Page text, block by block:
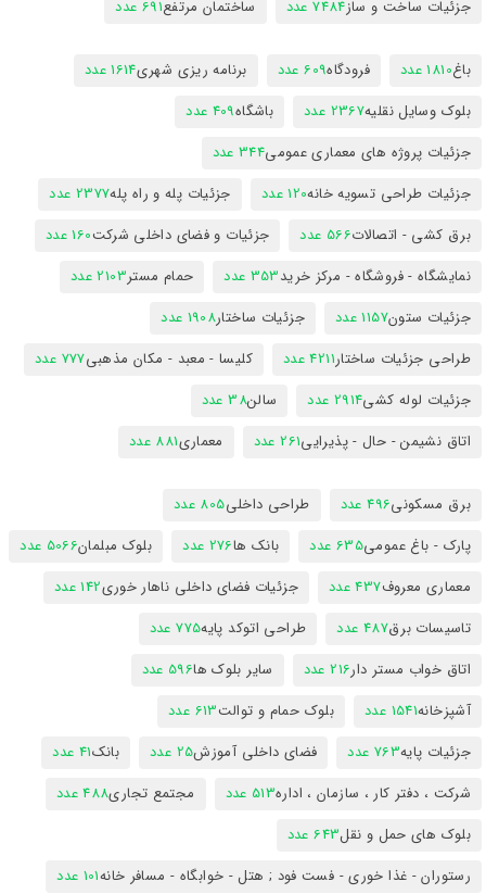
جزئیات ساخت و ساز7484 عدد ساختمان مرتفع691 عدد
باغ1810 عدد فرودگاه609 عدد برنامه ریزی شهری1614 عدد
بلوک وسایل نقلیه2367 عدد باشگاه409 عدد
جزئیات پروژه های معماری عمومی344 عدد
جزئیات طراحی تسویه خانه120 عدد جزئیات پله و راه پله2377 عدد
برق کشی - اتصالات566 عدد جزئیات و فضای داخلی شرکت160 عدد
نمایشگاه - فروشگاه - مرکز خرید353 عدد حمام مستر2103 عدد
جزئیات ستون1157 عدد جزئیات ساختار1908 عدد
طراحی جزئیات ساختار4211 عدد کلیسا - معبد - مکان مذهبی777 عدد
جزئیات لوله کشی2914 عدد سالن38 عدد
اتاق نشیمن - حال - پذیرایی261 عدد معماری881 عدد
برق مسکونی496 عدد طراحی داخلی805 عدد
پارک - باغ عمومی635 عدد بانک ها276 عدد بلوک مبلمان5066 عدد
معماری معروف437 عدد جزئیات فضای داخلی ناهار خوری142 عدد
تاسیسات برق487 عدد طراحی اتوکد پایه775 عدد
اتاق خواب مستر دار216 عدد سایر بلوک ها596 عدد
آشپزخانه1541 عدد بلوک حمام و توالت613 عدد
جزئیات پایه763 عدد فضای داخلی آموزش25 عدد بانک41 عدد
شرکت ، دفتر کار ، سازمان ، اداره513 عدد مجتمع تجاری488 عدد
بلوک های حمل و نقل643 عدد
رستوران - غذا خوری - فست فود ; هتل - خوابگاه - مسافر خانه101 عدد